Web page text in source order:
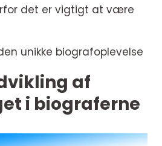
det er vigtigt at være
unikke biografoplevelse
af
i biograferne